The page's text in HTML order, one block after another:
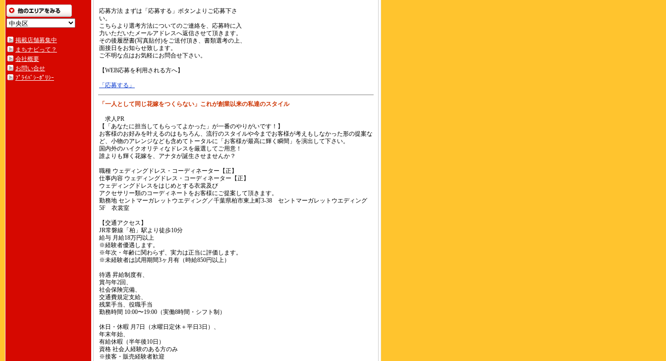
掲載店舗募集中
まちナビって？
会社概要
お問い合せ
ﾌﾟﾗｲﾊﾞｼｰﾎﾟﾘｼｰ
応募方法 まずは「応募する」ボタンよりご応募下さ
い。
こちらより選考方法についてのご連絡を、応募時に入
力いただいたメールアドレスへ返信させて頂きます。
その後履歴書(写真貼付)をご送付頂き、書類選考の上、
面接日をお知らせ致します。
ご不明な点はお気軽にお問合せ下さい。
【WEB応募を利用される方へ】
「応募する」
「一人として同じ花嫁をつくらない」これが創業以来の私達のスタイル
求人PR
【「あなたに担当してもらってよかった」が一番のやりがいです！】
お客様のお好みを叶えるのはもちろん、流行のスタイルや今までお客様が考えもしなかった形の提案な
ど、小物のアレンジなども含めてトータルに「お客様が最高に輝く瞬間」を演出して下さい。
国内外のハイクオリティなドレスを厳選してご用意！
誰よりも輝く花嫁を、アナタが誕生させませんか？
職種 ウェディングドレス・コーディネーター【正】
仕事内容 ウェディングドレス・コーディネーター【正】
ウェディングドレスをはじめとする衣裳及び
アクセサリー類のコーディネートをお客様にご提案して頂きます。
勤務地 セントマーガレットウエディング／千葉県柏市東上町3-38 セントマーガレットウエディング
5F 衣裳室
【交通アクセス】
JR常磐線「柏」駅より徒歩10分
給与 月給18万円以上
※経験者優遇します。
※年次・年齢に関わらず、実力は正当に評価します。
※未経験者は試用期間3ヶ月有（時給850円以上）
待遇 昇給制度有、
賞与年2回、
社会保険完備、
交通費規定支給、
残業手当、役職手当
勤務時間 10:00〜19:00（実働8時間・シフト制）
休日・休暇 月7日（水曜日定休＋平日3日）、
年末年始、
有給休暇（半年後10日）
資格 社会人経験のある方のみ
※接客・販売経験者歓迎